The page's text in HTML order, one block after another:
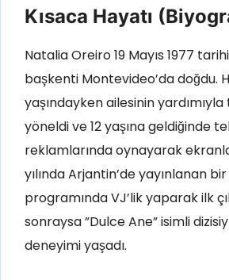
Kısaca Hayatı
Natalia Oreiro 19 Mayıs 1977
başkenti Montevideo’da doğdu.
yaşındayken ailesinin
yöneldi ve 12 yaşına geldiğinde
reklamlarında oynayarak
yılında Arjantin’de yayınlanan
programında VJ’lik yaparak ilk
sonraysa ”Dulce Ane” isimli
deneyimi yaşadı.